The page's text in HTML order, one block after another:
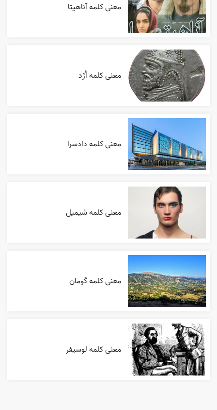
معنی کلمه آناهیتا
معنی کلمه اُرُد
معنی کلمه دادسرا
معنی کلمه شیمیل
معنی کلمه گومان
معنی کلمه لوسیفر